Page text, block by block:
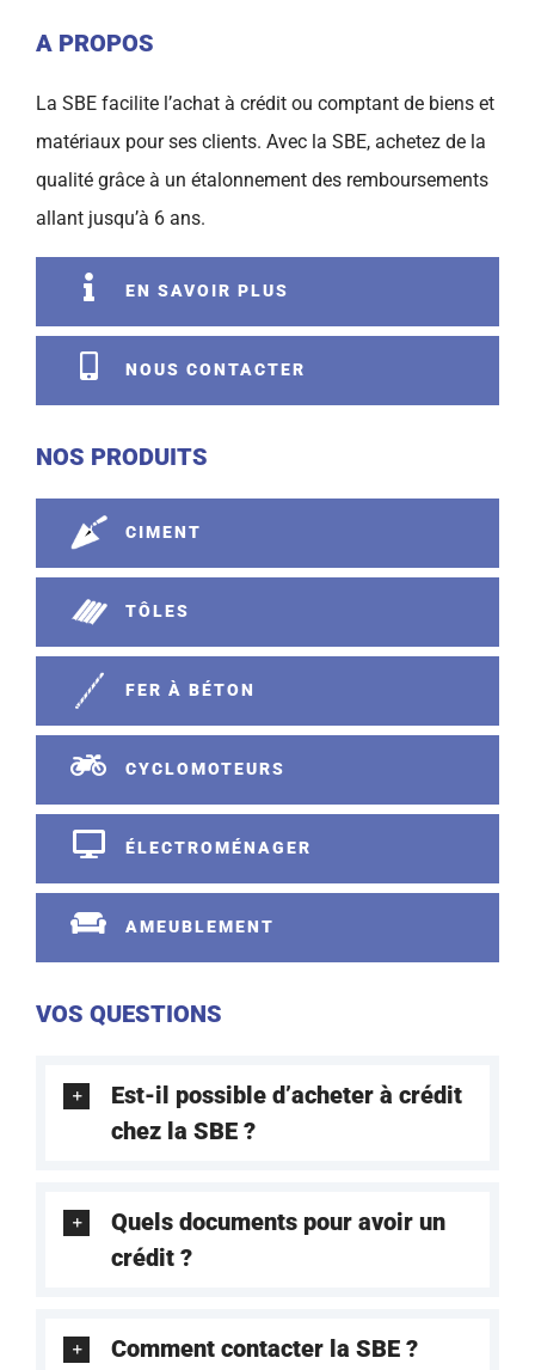
A PROPOS
La SBE facilite l’achat à crédit ou comptant de biens et
matériaux pour ses clients. Avec la SBE, achetez de la
qualité grâce à un étalonnement des remboursements
allant jusqu’à 6 ans.
EN SAVOIR PLUS
NOUS CONTACTER
NOS PRODUITS
CIMENT
TÔLES
FER À BÉTON
CYCLOMOTEURS
ÉLECTROMÉNAGER
AMEUBLEMENT
VOS QUESTIONS
Est-il possible d’acheter à crédit
chez la SBE ?
Quels documents pour avoir un
crédit ?
Comment contacter la SBE ?